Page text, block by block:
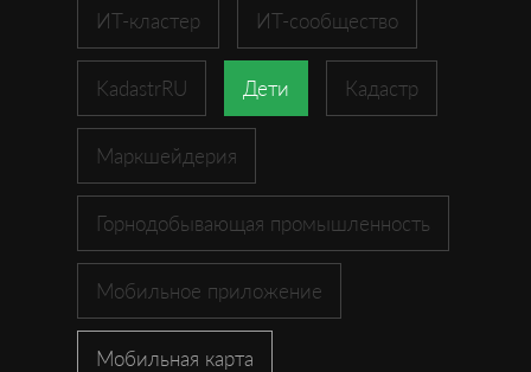
ИТ-кластер ИТ-сообщество
KadastrRU Дети Кадастр
Маркшейдерия
Горнодобывающая промышленность
Мобильное приложение
Мобильная карта